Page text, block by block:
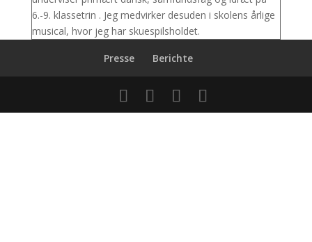
6.-9. klassetrin . Jeg medvirker desuden i skolens årlige
musical, hvor jeg har skuespilsholdet.
Presse Berichte